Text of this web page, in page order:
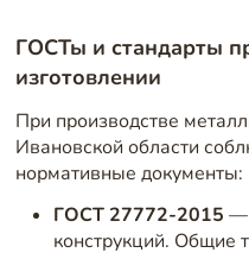
ГОСТы и стандарты
изготовлении
При производстве
Ивановской области
нормативные документы:
ГОСТ 27772-2015 —
конструкций. Общие